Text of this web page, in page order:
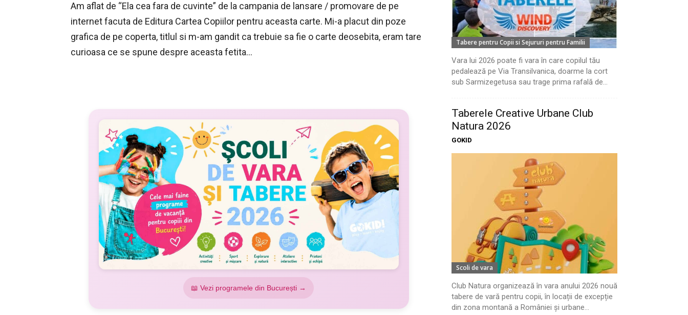
Am aflat de “Ela cea fara de cuvinte” de la campania de lansare / promovare de pe
internet facuta de Editura Cartea Copiilor pentru aceasta carte. Mi-a placut din poze
grafica de pe coperta, titlul si m-am gandit ca trebuie sa fie o carte deosebita, eram tare
curioasa ce se spune despre aceasta fetita…
📖 Vezi programele din București →
Tabere pentru Copii si Sejururi pentru Familii
Vara lui 2026 poate fi vara în care copilul tău
pedalează pe Via Transilvanica, doarme la cort
sub Sarmizegetusa sau trage prima rafală de...
Taberele Creative Urbane Club
Natura 2026
GOKID
Scoli de vara
Club Natura organizează în vara anului 2026 nouă
tabere de vară pentru copii, în locații de excepție
din zona montană a României și urbane...